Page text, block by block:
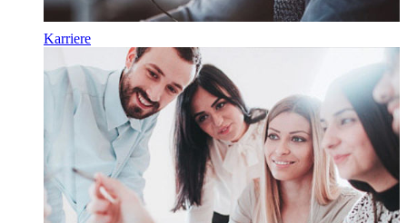
Karriere